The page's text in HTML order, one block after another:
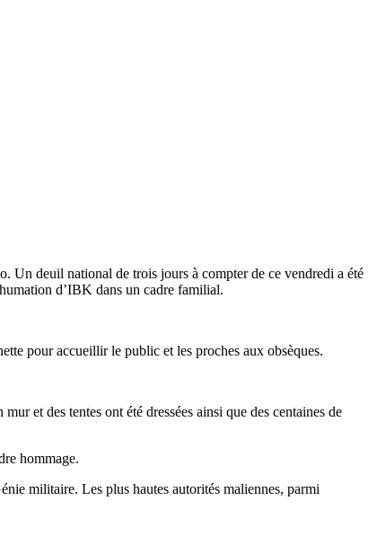
Un deuil national de trois jours à compter de ce vendredi a été
d’IBK dans un cadre familial.
pour accueillir le public et les proches aux obsèques.
et des tentes ont été dressées ainsi que des centaines de
hommage.
militaire. Les plus hautes autorités maliennes, parmi